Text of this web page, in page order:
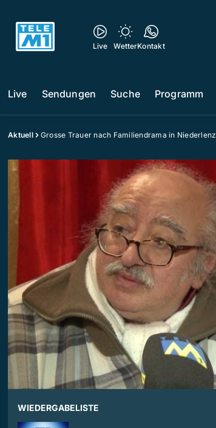
Live WetterKontakt
Live Sendungen Suche Programm
Aktuell Grosse Trauer nach Familiendrama in Niederlenz
WIEDERGABELISTE